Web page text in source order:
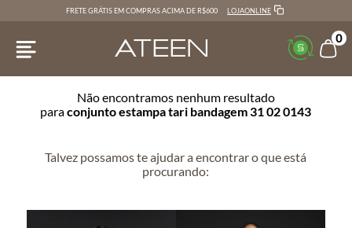
FRETE GRÁTIS EM COMPRAS ACIMA DE R$600 LOJAONLINE
0
Não encontramos nenhum resultado
paraconjunto estampa tari bandagem 31 02 0143
Talvez possamos te ajudar a encontrar o que está
procurando: